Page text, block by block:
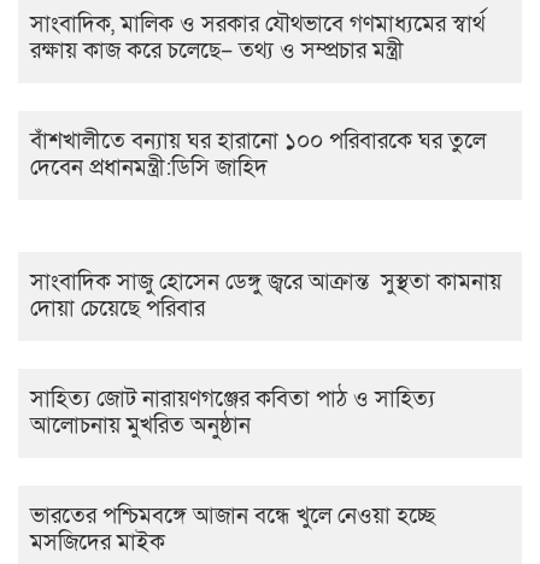
সাংবাদিক, মালিক ও সরকার যৌথভাবে গণমাধ্যমের স্বার্থ
রক্ষায় কাজ করে চলেছে– তথ্য ও সম্প্রচার মন্ত্রী
বাঁশখালীতে বন্যায় ঘর হারানো ১০০ পরিবারকে ঘর তুলে
দেবেন প্রধানমন্ত্রী:ডিসি জাহিদ
সাংবাদিক সাজু হোসেন ডেঙ্গু জ্বরে আক্রান্ত সুস্থতা কামনায়
দোয়া চেয়েছে পরিবার
সাহিত্য জোট নারায়ণগঞ্জের কবিতা পাঠ ও সাহিত্য
আলোচনায় মুখরিত অনুষ্ঠান
ভারতের পশ্চিমবঙ্গে আজান বন্ধে খুলে নেওয়া হচ্ছে
মসজিদের মাইক